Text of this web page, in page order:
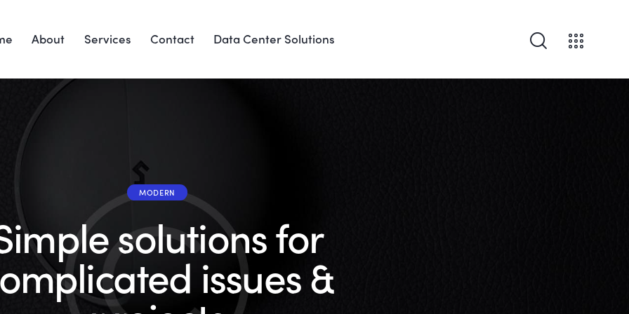
About Services Contact Data Center Solutions
MODERN
solutions for
issues &